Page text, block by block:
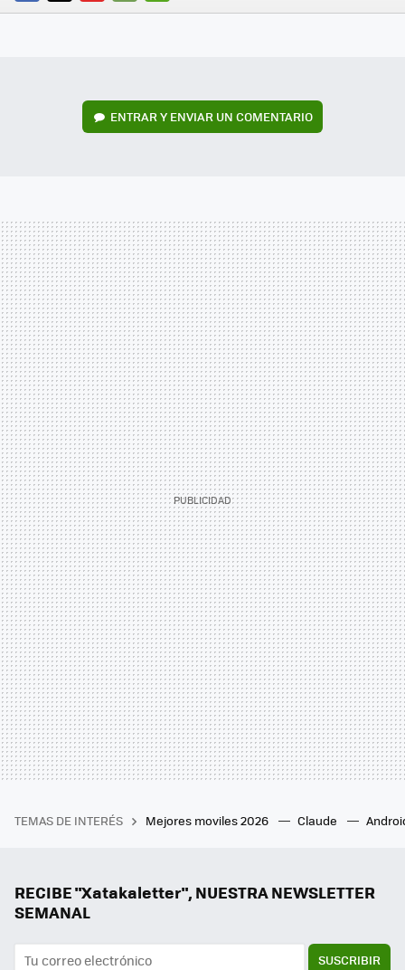
FACEBOOK
TWITTERFLIPBOARD
E-
WHATSAPP
ENTRAR Y ENVIAR UN COMENTARIO
TEMAS DE INTERÉS Mejores moviles 2026 Claude
RECIBE "Xatakaletter", NUESTRA NEWSLETTER
SEMANAL
SUSCRIBIR